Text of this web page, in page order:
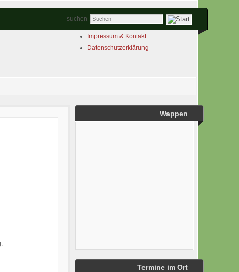
suchen
Impressum & Kontakt
Datenschutzerklärung
Wappen
Termine im Ort
Year
Month
Year
Month